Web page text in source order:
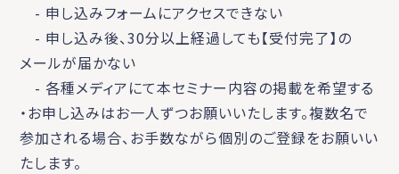
- 申し込みフォームにアクセスできない
- 申し込み後、30分以上経過しても【受付完了】の
メールが届かない
- 各種メディアにて本セミナー内容の掲載を希望する
・お申し込みはお一人ずつお願いいたします。複数名で
参加される場合、お手数ながら個別のご登録をお願いい
たします。